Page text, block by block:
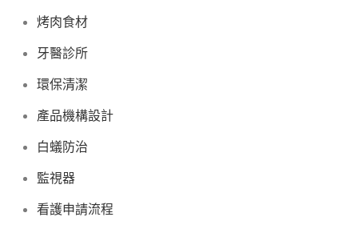
烤肉食材
牙醫診所
環保清潔
產品機構設計
白蟻防治
監視器
看護申請流程